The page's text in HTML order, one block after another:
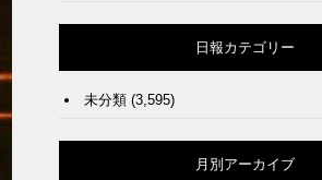
日報カテゴリー
未分類(3,595)
月別アーカイブ